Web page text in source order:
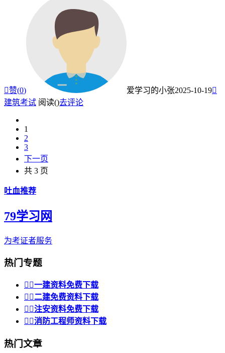
赞(0) 爱学习的小张2025-10-19
建筑考试 阅读()去评论
1
2
3
下一页
共 3 页
吐血推荐
79学习网
为考证者服务
热门专题
 一建资料免费下载
 二建免费资料下载
 注安资料免费下载
 消防工程师资料下载
热门文章